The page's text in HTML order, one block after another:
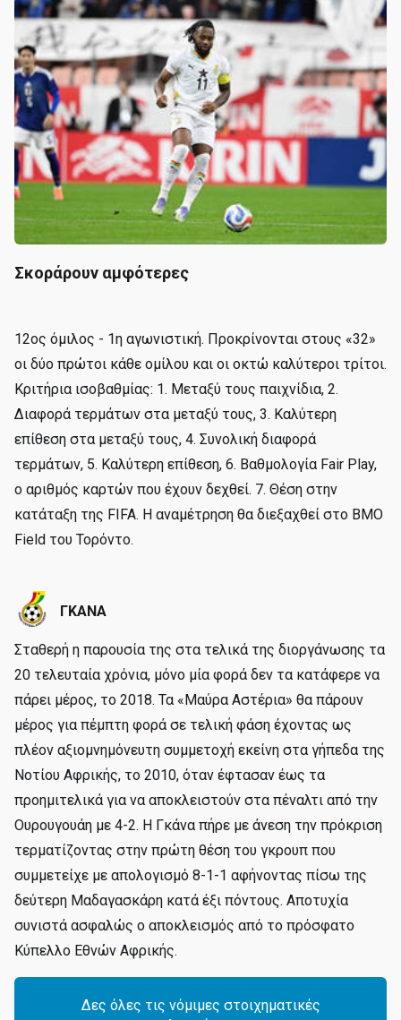
Σκοράρουν αμφότερες
12ος όμιλος - 1η αγωνιστική. Προκρίνονται στους «32»
οι δύο πρώτοι κάθε ομίλου και οι οκτώ καλύτεροι τρίτοι.
Κριτήρια ισοβαθμίας: 1. Μεταξύ τους παιχνίδια, 2.
Διαφορά τερμάτων στα μεταξύ τους, 3. Καλύτερη
επίθεση στα μεταξύ τους, 4. Συνολική διαφορά
τερμάτων, 5. Καλύτερη επίθεση, 6. Βαθμολογία Fair Play,
ο αριθμός καρτών που έχουν δεχθεί. 7. Θέση στην
κατάταξη της FIFA. Η αναμέτρηση θα διεξαχθεί στο BMO
Field του Τορόντο.
ΓΚΑΝΑ
Σταθερή η παρουσία της στα τελικά της διοργάνωσης τα
20 τελευταία χρόνια, μόνο μία φορά δεν τα κατάφερε να
πάρει μέρος, το 2018. Τα «Μαύρα Αστέρια» θα πάρουν
μέρος για πέμπτη φορά σε τελική φάση έχοντας ως
πλέον αξιομνημόνευτη συμμετοχή εκείνη στα γήπεδα της
Νοτίου Αφρικής, το 2010, όταν έφτασαν έως τα
προημιτελικά για να αποκλειστούν στα πέναλτι από την
Ουρουγουάη με 4-2. Η Γκάνα πήρε με άνεση την πρόκριση
τερματίζοντας στην πρώτη θέση του γκρουπ που
συμμετείχε με απολογισμό 8-1-1 αφήνοντας πίσω της
δεύτερη Μαδαγασκάρη κατά έξι πόντους. Αποτυχία
συνιστά ασφαλώς ο αποκλεισμός από το πρόσφατο
Κύπελλο Εθνών Αφρικής.
Δες όλες τις νόμιμες στοιχηματικές